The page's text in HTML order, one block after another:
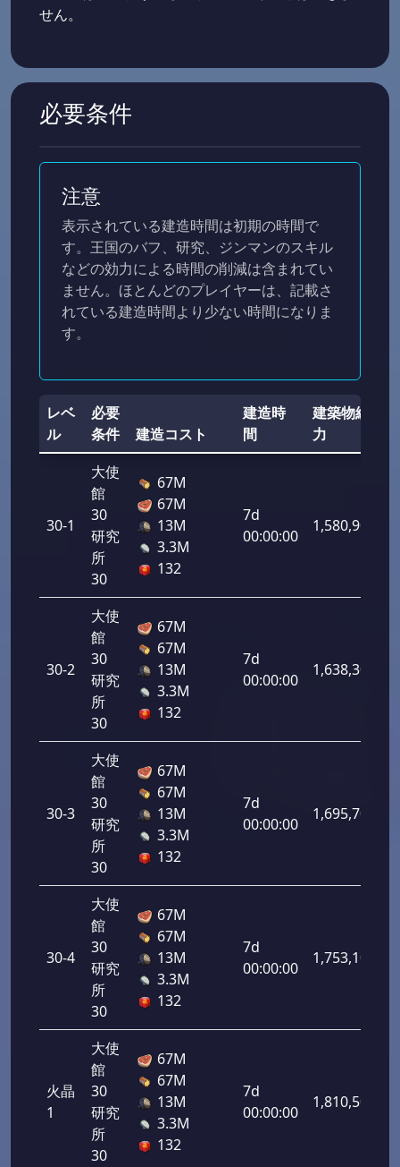
せん。
必要条件
注意
表示されている建造時間は初期の時間で
す。王国のバフ、研究、ジンマンのスキル
などの効力による時間の削減は含まれてい
ません。ほとんどのプレイヤーは、記載さ
れている建造時間より少ない時間になりま
す。
レベ
ル
必要
条件
建造コスト
建造時
間
建築物総
力
30-1
大使
館
30
研究
所
30
67M
67M
13M
3.3M
132
7d
00:00:00
1,580,900
30-2
大使
館
30
研究
所
30
67M
67M
13M
3.3M
132
7d
00:00:00
1,638,300
30-3
大使
館
30
研究
所
30
67M
67M
13M
3.3M
132
7d
00:00:00
1,695,700
30-4
大使
館
30
研究
所
30
67M
67M
13M
3.3M
132
7d
00:00:00
1,753,100
火晶
1
大使
館
30
研究
所
30
67M
67M
13M
3.3M
132
7d
00:00:00
1,810,500